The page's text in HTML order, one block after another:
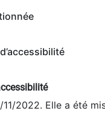
2022. Elle a été